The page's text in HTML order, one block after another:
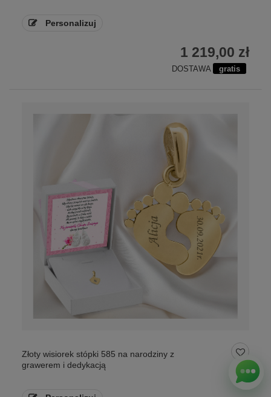
Personalizuj
1 219,00 zł
DOSTAWA gratis
Złoty wisiorek stópki 585 na narodziny z
grawerem i dedykacją